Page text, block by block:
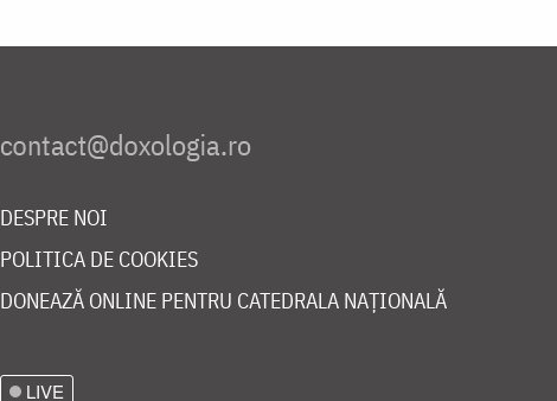
DESPRE NOI
POLITICA DE COOKIES
DONEAZĂ ONLINE PENTRU CATEDRALA NAȚIONALĂ
LIVE